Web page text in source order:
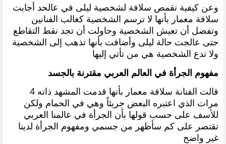
وعن كيفية تقمص سلافة لشخصية ليلى في عالحد أجابت
سلافة معمار بأنها لا ترسم الشخصية كغالب الفنانين
وتفضل أن تعيش الشخصية وحاولت أن تجد نقط التقاطع
حتى عالجت حالة ليلى وأضافت بأنها تذهب إلى الشخصية
ولا تدع الشخصية هي من تأتي إليها
مفهوم الجرأة في العالم العربي مقترنة بالجسد
قالت الفنانة سلافة معمار بأنها قدمت المشهد ذاته 4
مرات الذي اعتبره البعض جريئاً وهي في الحمام ولكن
للأسف على حسب قولها بأن الجرأة في عالمنا العربي
تقتصر على كم سأظهر من جسمي ومفهوم الجرأة لدينا
غير واضح